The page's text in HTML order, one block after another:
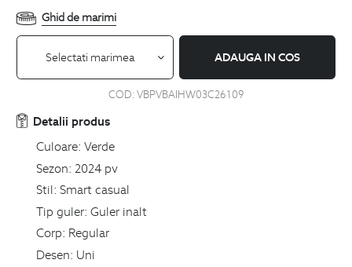
Ghid de marimi
Selectati marimea ADAUGA IN COS
COD:VBPVBAIHW03C26109
Detalii produs
Culoare: Verde
Sezon: 2024 pv
Stil: Smart casual
Tip guler: Guler inalt
Corp: Regular
Desen: Uni